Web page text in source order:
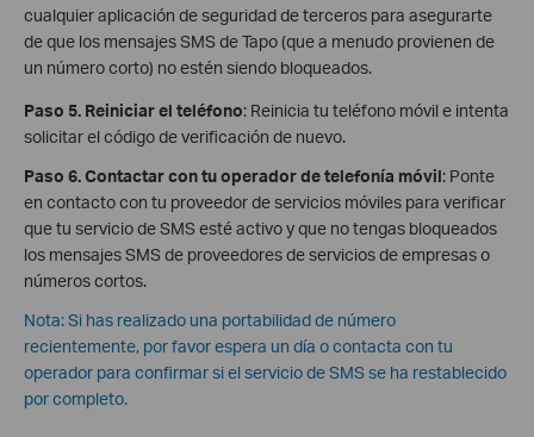
cualquier aplicación de seguridad de terceros para asegurarte
de que los mensajes SMS de Tapo (que a menudo provienen de
un número corto) no estén siendo bloqueados.
Paso 5. Reiniciar el teléfono: Reinicia tu teléfono móvil e intenta
solicitar el código de verificación de nuevo.
Paso 6. Contactar con tu operador de telefonía móvil: Ponte
en contacto con tu proveedor de servicios móviles para verificar
que tu servicio de SMS esté activo y que no tengas bloqueados
los mensajes SMS de proveedores de servicios de empresas o
números cortos.
Nota: Si has realizado una portabilidad de número
recientemente, por favor espera un día o contacta con tu
operador para confirmar si el servicio de SMS se ha restablecido
por completo.